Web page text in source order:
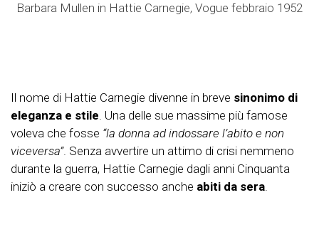
Barbara Mullen in Hattie Carnegie, Vogue febbraio 1952
Il nome di Hattie Carnegie divenne in breve sinonimo di
eleganza e stile. Una delle sue massime più famose
voleva che fosse “la donna ad indossare l’abito e non
viceversa”. Senza avvertire un attimo di crisi nemmeno
durante la guerra, Hattie Carnegie dagli anni Cinquanta
iniziò a creare con successo anche abiti da sera.